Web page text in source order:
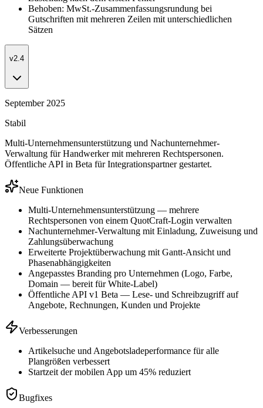
Behoben: MwSt.-Zusammenfassungsrundung bei
Gutschriften mit mehreren Zeilen mit unterschiedlichen
Sätzen
v2.4
September 2025
Stabil
Multi-Unternehmensunterstützung und Nachunternehmer-
Verwaltung für Handwerker mit mehreren Rechtspersonen.
Öffentliche API in Beta für Integrationspartner gestartet.
Neue Funktionen
Multi-Unternehmensunterstützung — mehrere
Rechtspersonen von einem QuotCraft-Login verwalten
Nachunternehmer-Verwaltung mit Einladung, Zuweisung und
Zahlungsüberwachung
Erweiterte Projektüberwachung mit Gantt-Ansicht und
Phasenabhängigkeiten
Angepasstes Branding pro Unternehmen (Logo, Farbe,
Domain — bereit für White-Label)
Öffentliche API v1 Beta — Lese- und Schreibzugriff auf
Angebote, Rechnungen, Kunden und Projekte
Verbesserungen
Artikelsuche und Angebotsladeperformance für alle
Plangrößen verbessert
Startzeit der mobilen App um 45% reduziert
Bugfixes